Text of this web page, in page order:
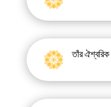
তাঁর ঐশ্বরিক